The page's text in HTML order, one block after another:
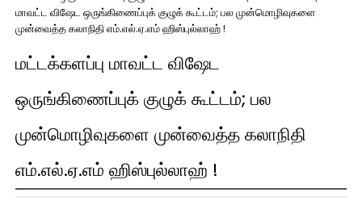
மாவட்ட விஷேட ஒருங்கிணைப்புக் குழுக் கூட்டம்; பல முன்மொழிவுகளை
முன்வைத்த கலாநிதி எம்.எல்.ஏ.எம் ஹிஸ்புல்லாஹ் !
மட்டக்களப்பு மாவட்ட விஷேட
ஒருங்கிணைப்புக் குழுக் கூட்டம்; பல
முன்மொழிவுகளை முன்வைத்த கலாநிதி
எம்.எல்.ஏ.எம் ஹிஸ்புல்லாஹ் !